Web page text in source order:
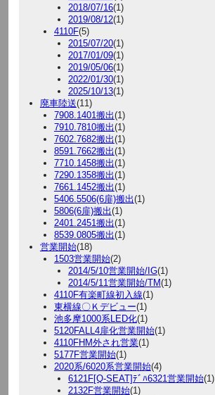
2018/07/16(1)
2019/08/12(1)
4110F(5)
2015/07/20(1)
2017/01/09(1)
2019/05/06(1)
2022/01/30(1)
2025/10/13(1)
廃車陸送(11)
7908.1401搬出(1)
7910.7810搬出(1)
7602.7682搬出(1)
8591.7662搬出(1)
7710.1458搬出(1)
7290.1358搬出(1)
7661.1452搬出(1)
5406.5506(6扉)搬出(1)
5806(6扉)搬出(1)
2401.2451搬出(1)
8539.0805搬出(1)
営業開始(18)
1503営業開始(2)
2014/5/10営業開始/IG(1)
2014/5/11営業開始/TM(1)
4110F有楽町線初入線(1)
東横線〇Ｋデビュー(1)
池多摩1000系LED化(1)
5120FALL4扉化営業開始(1)
4110FHM外され営業(1)
5177F営業開始(1)
2020系/6020系営業開始(4)
6121F[Q-SEAT]ﾃﾞﾊ6321営業開始(1)
2132F営業開始(1)